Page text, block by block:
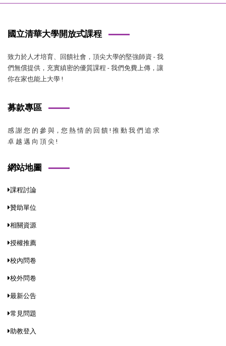
國立清華大學開放式課程
致力於人才培育、回饋社會，頂尖大學的堅強師資 - 我
們無償提供，充實縝密的優質課程 - 我們免費上傳，讓
你在家也能上大學 !
募款專區
感 謝 您 的 參 與，您 熱 情 的 回 饋 ! 推 動 我 們 追 求
卓 越 邁 向 頂 尖 !
網站地圖
課程討論
贊助單位
相關資源
授權推薦
校內問卷
校外問卷
最新公告
常見問題
助教登入